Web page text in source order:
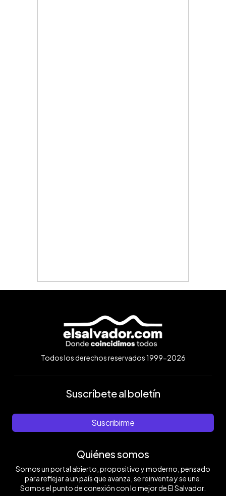
Todos los derechos reservados 1999-2026
Suscríbete al boletín
Suscribirme
Quiénes somos
Somos un portal abierto, propositivo y moderno, pensado
para reflejar a un país que avanza, se reinventa y se une.
Somos el punto de conexión con lo mejor de El Salvador.